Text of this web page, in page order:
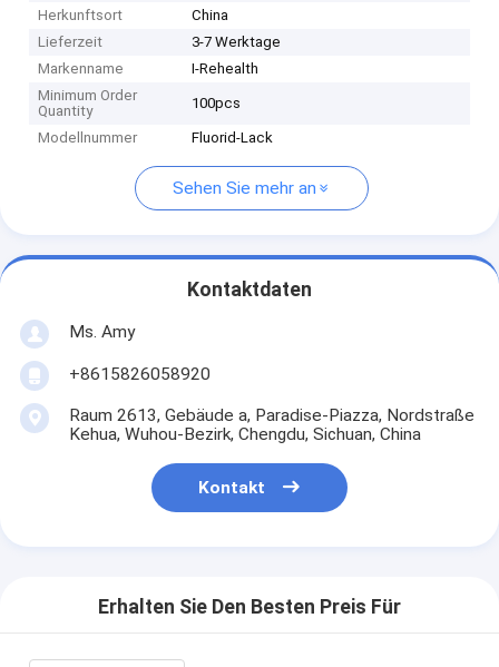
Herkunftsort
China
Lieferzeit
3-7 Werktage
Markenname
I-Rehealth
Minimum Order
Quantity
100pcs
Modellnummer Fluorid-Lack
Sehen Sie mehr an
Kontaktdaten
Ms. Amy
+8615826058920
Raum 2613, Gebäude a, Paradise-Piazza, Nordstraße
Kehua, Wuhou-Bezirk, Chengdu, Sichuan, China
Kontakt
Erhalten Sie Den Besten Preis Für